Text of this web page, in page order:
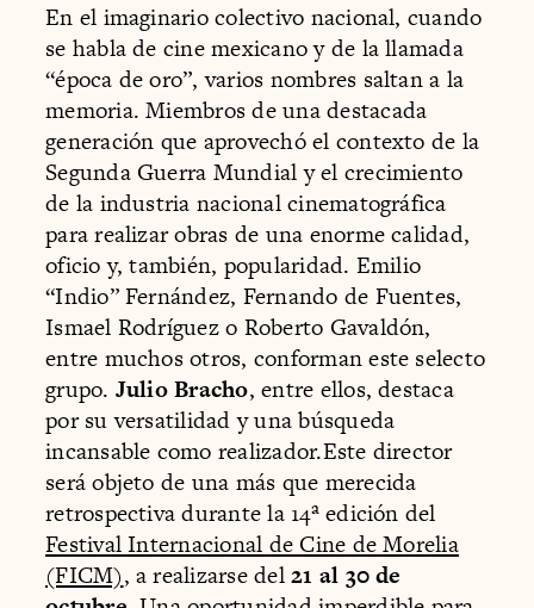
En el imaginario colectivo nacional, cuando
se habla de cine mexicano y de la llamada
“época de oro”, varios nombres saltan a la
memoria. Miembros de una destacada
generación que aprovechó el contexto de la
Segunda Guerra Mundial y el crecimiento
de la industria nacional cinematográfica
para realizar obras de una enorme calidad,
oficio y, también, popularidad. Emilio
“Indio” Fernández, Fernando de Fuentes,
Ismael Rodríguez o Roberto Gavaldón,
entre muchos otros, conforman este selecto
grupo. Julio Bracho, entre ellos, destaca
por su versatilidad y una búsqueda
incansable como realizador.Este director
será objeto de una más que merecida
retrospectiva durante la 14ª edición del
Festival Internacional de Cine de Morelia
(FICM), a realizarse del21 al 30 de